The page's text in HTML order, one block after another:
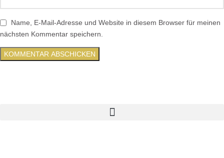
Name, E-Mail-Adresse und Website in diesem Browser für meinen
nächsten Kommentar speichern.